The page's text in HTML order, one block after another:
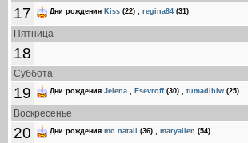
17 Дни рождения Kiss (22) regina84 (31)
Пятница
18
Суббота
19 Дни рождения Jelena Esevroff (30) tumadibiw (25)
Воскресенье
20 Дни рождения mo.natali (36) maryalien (54)